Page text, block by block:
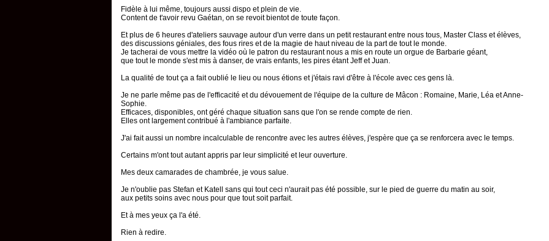
Fidèle à lui même, toujours aussi dispo et plein de vie.
Content de t'avoir revu Gaétan, on se revoit bientot de toute façon.
Et plus de 6 heures d'ateliers sauvage autour d'un verre dans un petit restaurant entre nous tous, Master Class et élèves,
des discussions géniales, des fous rires et de la magie de haut niveau de la part de tout le monde.
Je tacherai de vous mettre la vidéo où le patron du restaurant nous a mis en route un orgue de Barbarie géant,
que tout le monde s'est mis à danser, de vrais enfants, les pires étant Jeff et Juan.
La qualité de tout ça a fait oublié le lieu ou nous étions et j'étais ravi d'être à l'école avec ces gens là.
Je ne parle même pas de l'efficacité et du dévouement de l'équipe de la culture de Mâcon : Romaine, Marie, Léa et Anne-
Sophie.
Efficaces, disponibles, ont géré chaque situation sans que l'on se rende compte de rien.
Elles ont largement contribué à l'ambiance parfaite.
J'ai fait aussi un nombre incalculable de rencontre avec les autres élèves, j'espère que ça se renforcera avec le temps.
Certains m'ont tout autant appris par leur simplicité et leur ouverture.
Mes deux camarades de chambrée, je vous salue.
Je n'oublie pas Stefan et Katell sans qui tout ceci n'aurait pas été possible, sur le pied de guerre du matin au soir,
aux petits soins avec nous pour que tout soit parfait.
Et à mes yeux ça l'a été.
Rien à redire.